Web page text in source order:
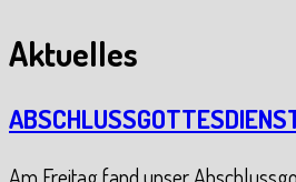
Aktuelles
Am Freitag fand unser